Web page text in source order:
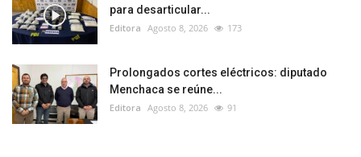
para desarticular...
Editora Agosto 8, 2026 173
Prolongados cortes eléctricos: diputado
Menchaca se reúne...
Editora Agosto 8, 2026 91